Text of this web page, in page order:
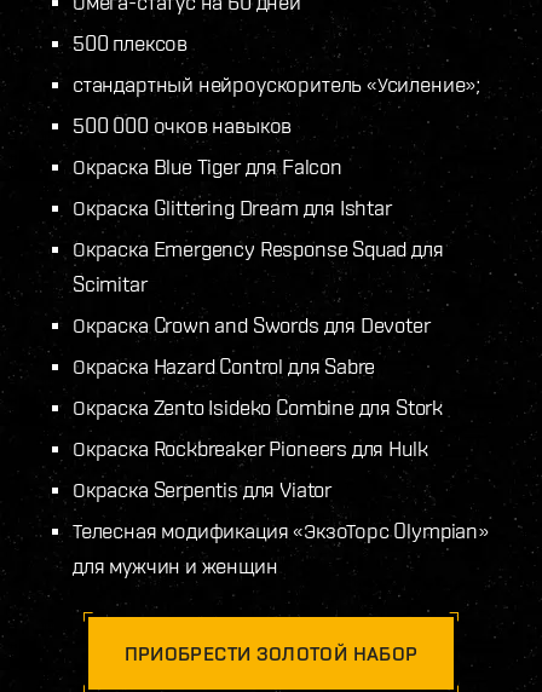
500 плексов
стандартный нейроускоритель «Усиление»;
500 000 очков навыков
Окраска Blue Tiger для Falcon
Окраска Glittering Dream для Ishtar
Окраска Emergency Response Squad для
Scimitar
Окраска Crown and Swords для Devoter
Окраска Hazard Control для Sabre
Окраска Zento Isideko Combine для Stork
Окраска Rockbreaker Pioneers для Hulk
Окраска Serpentis для Viator
Телесная модификация «ЭкзоТорс Olympian»
для мужчин и женщин
ПРИОБРЕСТИ ЗОЛОТОЙ НАБОР